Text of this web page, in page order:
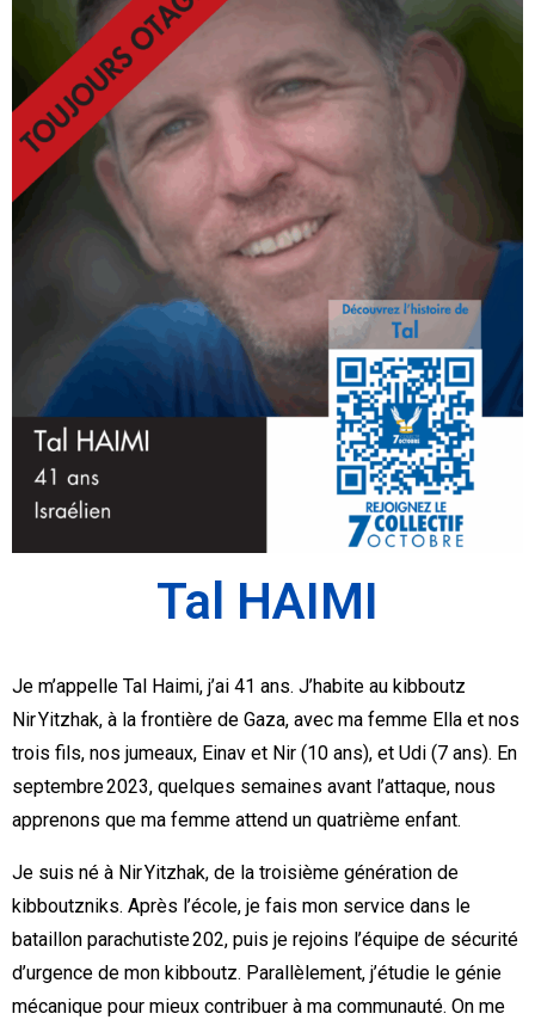
Tal HAIMI
Je m’appelle Tal Haimi, j’ai 41 ans. J’habite au kibboutz
Nir Yitzhak, à la frontière de Gaza, avec ma femme Ella et nos
trois fils, nos jumeaux, Einav et Nir (10 ans), et Udi (7 ans). En
septembre 2023, quelques semaines avant l’attaque, nous
apprenons que ma femme attend un quatrième enfant.
Je suis né à Nir Yitzhak, de la troisième génération de
kibboutzniks. Après l’école, je fais mon service dans le
bataillon parachutiste 202, puis je rejoins l’équipe de sécurité
d’urgence de mon kibboutz. Parallèlement, j’étudie le génie
mécanique pour mieux contribuer à ma communauté. On me